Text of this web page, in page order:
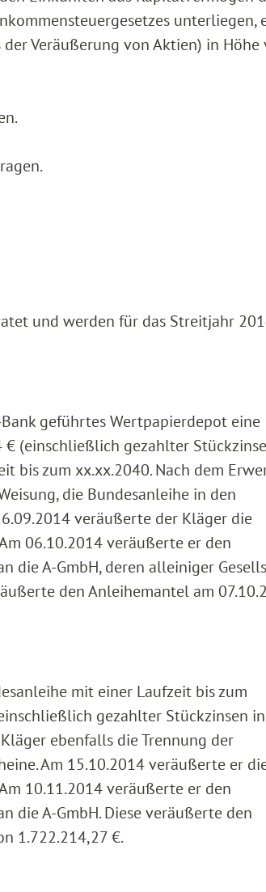
unterliegen,
Veräußerung von Aktien) in Höhe
und werden für das Streitjahr
geführtes Wertpapierdepot eine
(einschließlich gezahlter
bis zum xx.xx.2040. Nach dem
die Bundesanleihe in den
veräußerte der Kläger die
06.10.2014 veräußerte er den
die A-GmbH, deren alleiniger
den Anleihemantel am
mit einer Laufzeit bis zum
gezahlter Stückzinsen
ebenfalls die Trennung der
Am 15.10.2014 veräußerte er
10.11.2014 veräußerte er den
die A-GmbH. Diese veräußerte den
1.722.214,27 €.